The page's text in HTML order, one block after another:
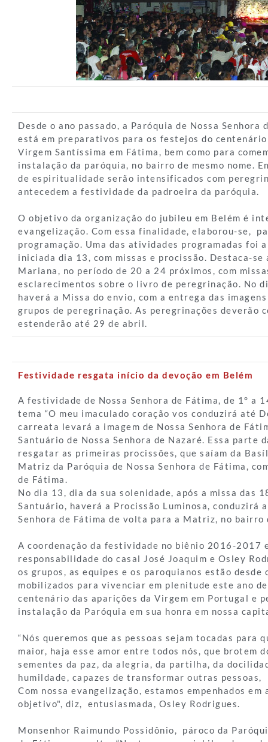
Desde o ano passado, a Paróquia de Nossa Senhora
está em preparativos para os festejos do
Virgem Santíssima em Fátima, bem como para
instalação da paróquia, no bairro de mesmo nome.
de espiritualidade serão intensificados com
antecedem a festividade da padroeira da paróquia.
O objetivo da organização do jubileu em Belém é
evangelização. Com essa finalidade, elaborou-se,
programação. Uma das atividades programadas foi
iniciada dia 13, com missas e procissão. Destaca-se
Mariana, no período de 20 a 24 próximos, com
esclarecimentos sobre o livro de peregrinação. No
haverá a Missa do envio, com a entrega das
grupos de peregrinação. As peregrinações deverão
estenderão até 29 de abril.
Festividade resgata início da devoção em Belém
A festividade de Nossa Senhora de Fátima, de 1° a
tema “O meu imaculado coração vos conduzirá até
carreata levará a imagem de Nossa Senhora de
Santuário de Nossa Senhora de Nazaré. Essa parte
resgatar as primeiras procissões, que saíam da
Matriz da Paróquia de Nossa Senhora de Fátima,
de Fátima.
No dia 13, dia da sua solenidade, após a missa das
Santuário, haverá a Procissão Luminosa, conduzirá
Senhora de Fátima de volta para a Matriz, no bairro
A coordenação da festividade no biênio 2016-2017
responsabilidade do casal José Joaquim e Osley
os grupos, as equipes e os paroquianos estão desde
mobilizados para vivenciar em plenitude este ano
centenário das aparições da Virgem em Portugal e
instalação da Paróquia em sua honra em nossa
“Nós queremos que as pessoas sejam tocadas para
maior, haja esse amor entre todos nós, que brotem
sementes da paz, da alegria, da partilha, da
humildade, capazes de transformar outras pessoas,
Com nossa evangelização, estamos empenhados em
objetivo", diz, entusiasmada, Osley Rodrigues.
Monsenhor Raimundo Possidônio, pároco da